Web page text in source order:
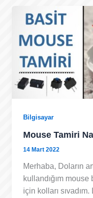
Bilgisayar
Mouse Tamiri
14 Mart 2022
Merhaba, Doların
kullandığım
için kolları